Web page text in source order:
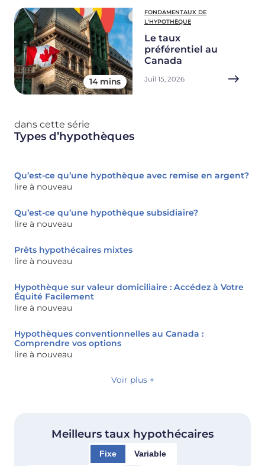
14 mins
FONDAMENTAUX DE
L'HYPOTHÈQUE
Le taux
préférentiel au
Canada
Juil 15, 2026
dans cette série
Types d’hypothèques
Qu’est-ce qu’une hypothèque avec remise en argent?
lire à nouveau
Qu’est-ce qu’une hypothèque subsidiaire?
lire à nouveau
Prêts hypothécaires mixtes
lire à nouveau
Hypothèque sur valeur domiciliaire : Accédez à Votre
Équité Facilement
lire à nouveau
Hypothèques conventionnelles au Canada :
Comprendre vos options
lire à nouveau
Voir plus +
Meilleurs taux hypothécaires
Fixe Variable